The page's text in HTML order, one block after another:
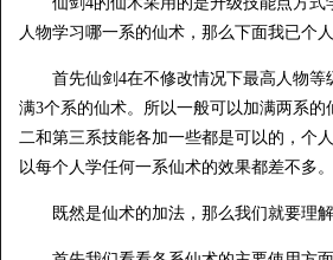
人物学习哪一系的仙术，那么下面我已个
首先仙剑4在不修改情况下最高人物等
满3个系的仙术。所以一般可以加满两系
二和第三系技能各加一些都是可以的，个
以每个人学任何一系仙术的效果都差不多。
既然是仙术的加法，那么我们就要理解